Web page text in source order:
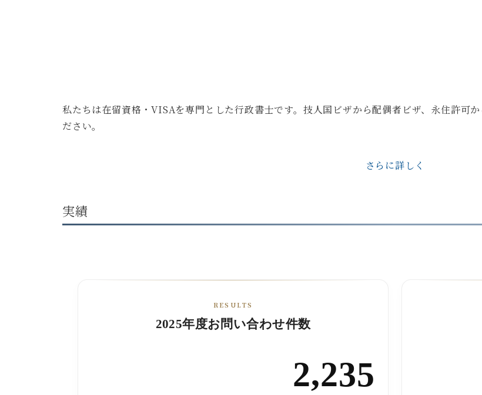
私たちは在留資格・VISAを専門とした行政書士です。技人国ビザから配偶者ビザ、永住許可
ださい。
さらに詳しく
実績
RESULTS
2025年度お問い合わせ件数
2,235